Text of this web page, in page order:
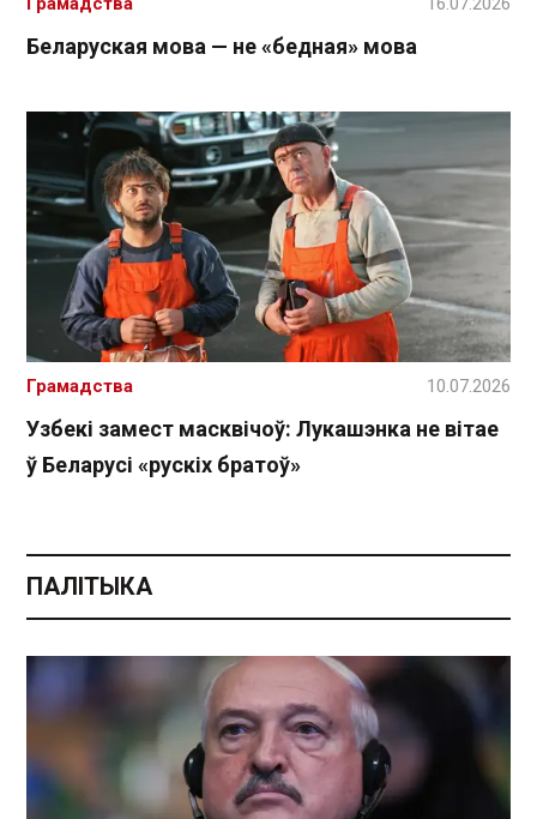
Беларуская мова — не «бедная» мова
Узбекі замест масквічоў: Лукашэнка не вітае
ў Беларусі «рускіх братоў»
Грамадства 10.07.2026
ПАЛІТЫКА